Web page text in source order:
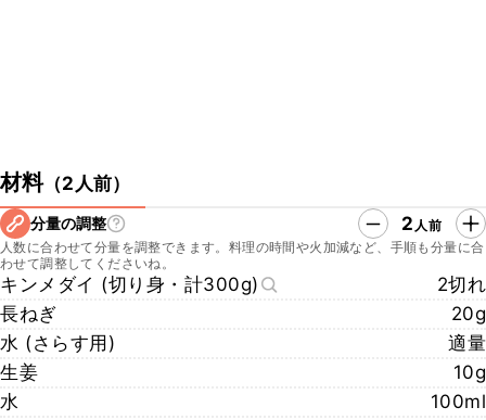
材料（2人前）
分量の調整 2 人前
人数に合わせて分量を調整できます。料理の時間や火加減など、手順も分量に合
わせて調整してくださいね。
キンメダイ (切り身・計300g)
2切れ
長ねぎ
20g
水 (さらす用)
適量
生姜
10g
水
100ml